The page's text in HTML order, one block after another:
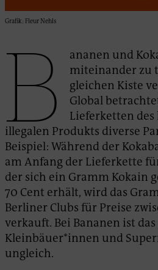
Grafik: Fleur Nehls
B
ananen und
miteinander zu
gleichen Kiste
Global
Lieferketten des
illegalen Produkts diverse
Beispiel: Während der
am Anfang der Lieferkette
der sich ein Gramm Kokain
70 Cent erhält, wird das
Berliner Clubs für Preise
verkauft. Bei Bananen ist
Kleinbäuer*innen und
ungleich.